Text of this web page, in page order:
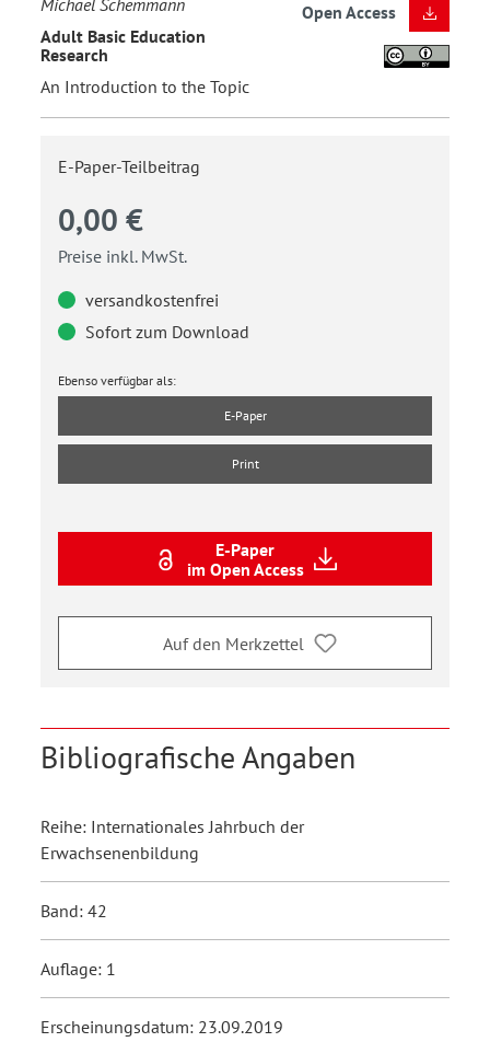
Michael Schemmann
Adult Basic Education
Research
An Introduction to the Topic
Open Access
E-Paper-Teilbeitrag
0,00 €
Preise inkl. MwSt.
versandkostenfrei
Sofort zum Download
Ebenso verfügbar als:
E-Paper
Print
E-Paper
im Open Access
Auf den Merkzettel
Bibliografische Angaben
Reihe: Internationales Jahrbuch der
Erwachsenenbildung
Band: 42
Auflage: 1
Erscheinungsdatum: 23.09.2019